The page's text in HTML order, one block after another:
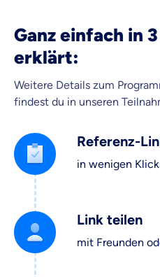
Ganz einfach in
erklärt:
Weitere Details zum
findest du in unseren
Referenz-
in wenigen
Link teilen
mit Freunden